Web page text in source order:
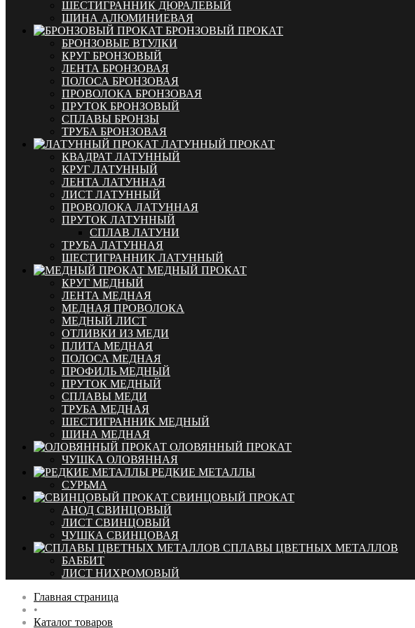
ШЕСТИГРАННИК ДЮРАЛЕВЫЙ
ШИНА АЛЮМИНИЕВАЯ
БРОНЗОВЫЙ ПРОКАТ
БРОНЗОВЫЕ ВТУЛКИ
КРУГ БРОНЗОВЫЙ
ЛЕНТА БРОНЗОВАЯ
ПОЛОСА БРОНЗОВАЯ
ПРОВОЛОКА БРОНЗОВАЯ
ПРУТОК БРОНЗОВЫЙ
СПЛАВЫ БРОНЗЫ
ТРУБА БРОНЗОВАЯ
ЛАТУННЫЙ ПРОКАТ
КВАДРАТ ЛАТУННЫЙ
КРУГ ЛАТУННЫЙ
ЛЕНТА ЛАТУННАЯ
ЛИСТ ЛАТУННЫЙ
ПРОВОЛОКА ЛАТУННАЯ
ПРУТОК ЛАТУННЫЙ
СПЛАВ ЛАТУНИ
ТРУБА ЛАТУННАЯ
ШЕСТИГРАННИК ЛАТУННЫЙ
МЕДНЫЙ ПРОКАТ
КРУГ МЕДНЫЙ
ЛЕНТА МЕДНАЯ
МЕДНАЯ ПРОВОЛОКА
МЕДНЫЙ ЛИСТ
ОТЛИВКИ ИЗ МЕДИ
ПЛИТА МЕДНАЯ
ПОЛОСА МЕДНАЯ
ПРОФИЛЬ МЕДНЫЙ
ПРУТОК МЕДНЫЙ
СПЛАВЫ МЕДИ
ТРУБА МЕДНАЯ
ШЕСТИГРАННИК МЕДНЫЙ
ШИНА МЕДНАЯ
ОЛОВЯННЫЙ ПРОКАТ
ЧУШКА ОЛОВЯННАЯ
РЕДКИЕ МЕТАЛЛЫ
СУРЬМА
СВИНЦОВЫЙ ПРОКАТ
АНОД СВИНЦОВЫЙ
ЛИСТ СВИНЦОВЫЙ
ЧУШКА СВИНЦОВАЯ
СПЛАВЫ ЦВЕТНЫХ МЕТАЛЛОВ
БАББИТ
ЛИСТ НИХРОМОВЫЙ
Главная страница
•
Каталог товаров